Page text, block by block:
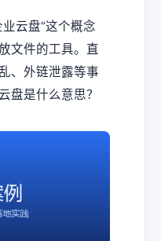
云盘”这个概念
文件的工具。直
、外链泄露等事
盘是什么意思？